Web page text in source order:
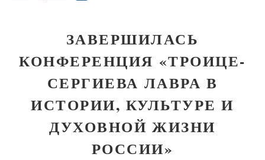
ЗАВЕРШИЛАСЬ
КОНФЕРЕНЦИЯ «ТРОИЦЕ-
СЕРГИЕВА ЛАВРА В
ИСТОРИИ, КУЛЬТУРЕ И
ДУХОВНОЙ ЖИЗНИ
РОССИИ»